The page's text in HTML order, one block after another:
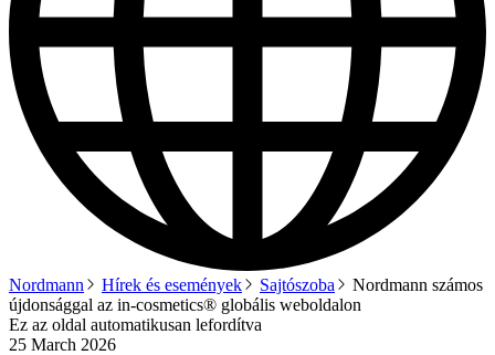
Nordmann Hírek és események Sajtószoba
Nordmann számos
újdonsággal az in-cosmetics® globális weboldalon
Ez az oldal automatikusan lefordítva
25 March 2026